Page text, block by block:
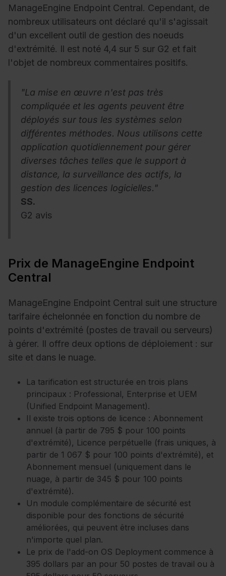
ManageEngine Endpoint Central. Cependant, de
nombreux utilisateurs ont déclaré qu'il s'agissait
d'un excellent outil de gestion des noeuds
d'extrémité. Il est noté 4,4 sur 5 sur G2 et fait
l'objet de nombreux commentaires positifs.
"La mise en œuvre n'est pas très
compliquée et les agents peuvent être
déployés sur tous les systèmes selon
différentes méthodes. Nous utilisons cette
application quotidiennement pour gérer
diverses tâches telles que le support à
distance, la surveillance des actifs, la
gestion des licences logicielles."
SS.
G2 avis
Prix de ManageEngine Endpoint
Central
ManageEngine Endpoint Central suit une structure
tarifaire échelonnée en fonction du nombre de
points d'extrémité (postes de travail ou serveurs)
à gérer. Il offre deux options de déploiement : sur
site et dans le nuage.
La tarification est structurée en trois plans
principaux : Professional, Enterprise et UEM
(Unified Endpoint Management).
Il existe trois options de licence : Abonnement
annuel (à partir de 795 $ pour 100 points
d'extrémité), Licence perpétuelle (frais uniques, à
partir de 1 067 $ pour 100 points d'extrémité), et
Abonnement mensuel (uniquement dans le
nuage, à partir de 345 $ pour 100 points
d'extrémité).
Un module complémentaire de sécurité est
disponible pour des fonctions de sécurité
améliorées, qui peuvent être incluses dans
n'importe quel plan.
Le prix de l'add-on OS Deployment commence à
395 dollars par an pour 50 postes de travail ou à